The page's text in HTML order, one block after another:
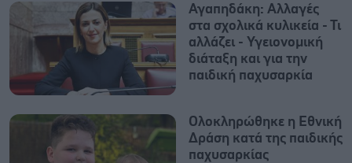
Αγαπηδάκη: Αλλαγές
στα σχολικά κυλικεία - Τι
αλλάζει - Υγειονομική
διάταξη και για την
παιδική παχυσαρκία
Ολοκληρώθηκε η Εθνική
Δράση κατά της παιδικής
παχυσαρκίας